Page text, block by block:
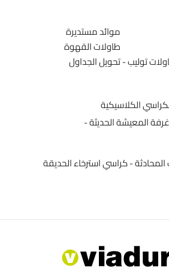
موائد مستديرة
طاولات القهوة
تحويل الجداول توليب
الكلاسيكية
المعيشة الحديثة
كراسي استرخاء الحديقة